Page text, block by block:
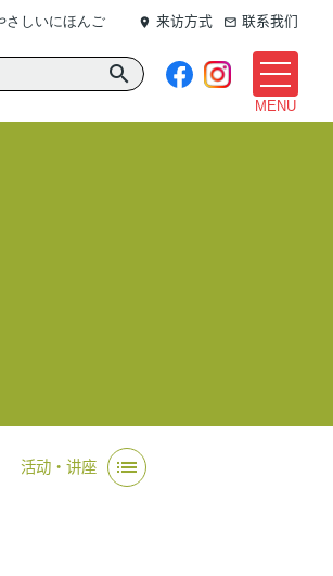
さしいにほんご place 来访方式 mail_outline 联系我们
search
MENU
活动‧讲座 list